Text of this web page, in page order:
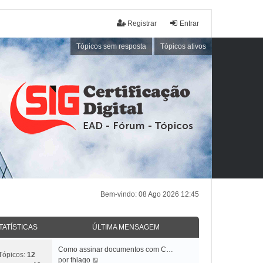
Entrar
Registrar
Tópicos sem resposta Tópicos ativos
Bem-vindo: 08 Ago 2026 12:45
ÚLTIMA MENSAGEM
12
Como assinar documentos com C…
por thiago